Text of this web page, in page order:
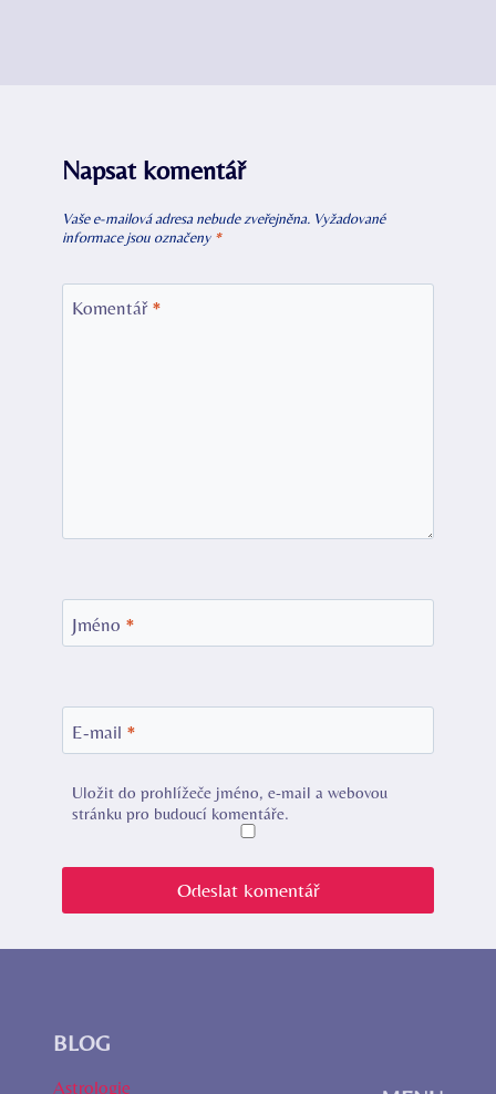
Napsat komentář
Vaše e-mailová adresa nebude zveřejněna. Vyžadované
informace jsou označeny *
Komentář *
Jméno *
E-mail *
Uložit do prohlížeče jméno, e-mail a webovou
stránku pro budoucí komentáře.
BLOG
Astrologie